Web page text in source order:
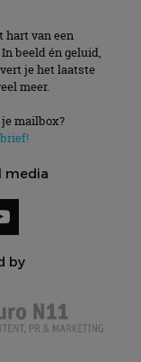
hart van een
beeld én geluid,
je het laatste
meer.
mailbox?
media
by